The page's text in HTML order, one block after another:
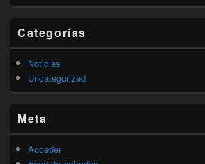
Categorías
Noticias
Uncategorized
Meta
Acceder